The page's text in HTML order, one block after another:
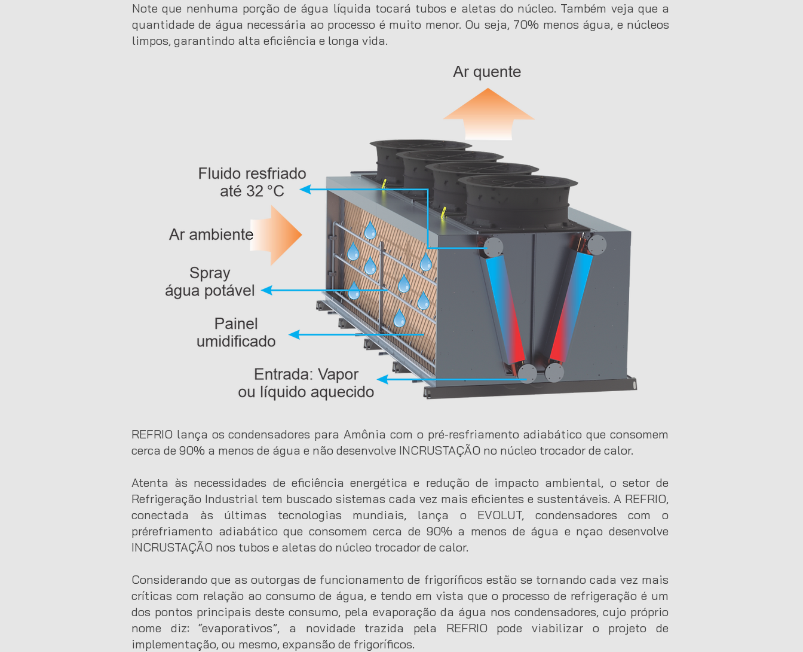
Note que nenhuma porção de água líquida tocará tubos e aletas do núcleo. Também veja que a
quantidade de água necessária ao processo é muito menor. Ou seja, 70% menos água, e núcleos
limpos, garantindo alta eficiência e longa vida.
REFRIO lança os condensadores para Amônia com o pré-resfriamento adiabático que consomem
cerca de 90% a menos de água e não desenvolve INCRUSTAÇÃO no núcleo trocador de calor.
Atenta às necessidades de eficiência energética e redução de impacto ambiental, o setor de
Refrigeração Industrial tem buscado sistemas cada vez mais eficientes e sustentáveis. A REFRIO,
conectada às últimas tecnologias mundiais, lança o EVOLUT, condensadores com o
prérefriamento adiabático que consomem cerca de 90% a menos de água e nçao desenvolve
INCRUSTAÇÃO nos tubos e aletas do núcleo trocador de calor.
Considerando que as outorgas de funcionamento de frigoríficos estão se tornando cada vez mais
críticas com relação ao consumo de água, e tendo em vista que o processo de refrigeração é um
dos pontos principais deste consumo, pela evaporação da água nos condensadores, cujo próprio
nome diz: “evaporativos”, a novidade trazida pela REFRIO pode viabilizar o projeto de
implementação, ou mesmo, expansão de frigoríficos.